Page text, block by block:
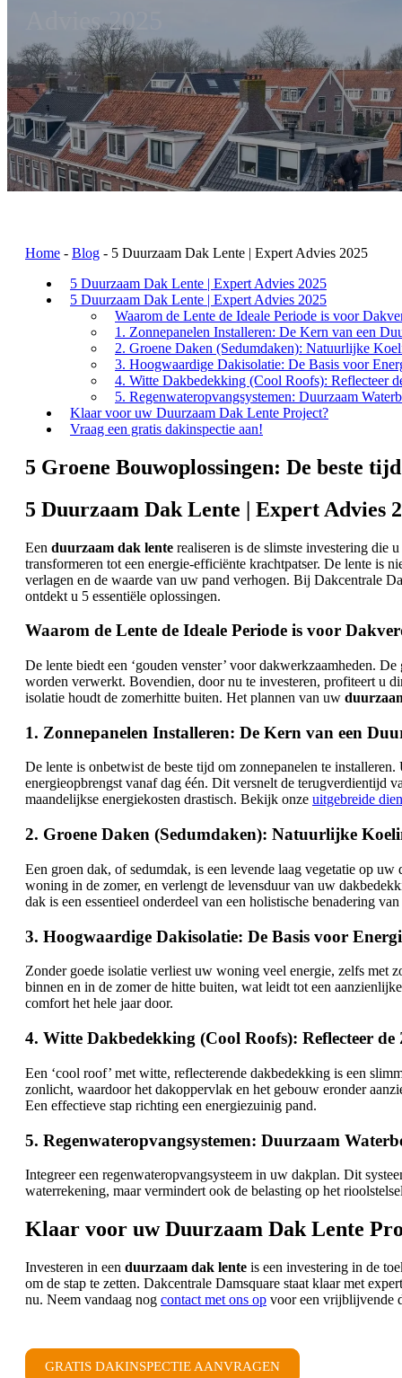
Advies 2025
Home - Blog - 5 Duurzaam Dak Lente | Expert Advies 2025
5 Duurzaam Dak Lente | Expert Advies 2025
5 Duurzaam Dak Lente | Expert Advies 2025
Waarom de Lente de Ideale Periode is voor
1. Zonnepanelen Installeren: De Kern van een
2. Groene Daken (Sedumdaken): Natuurlijke
3. Hoogwaardige Dakisolatie: De Basis voor
4. Witte Dakbedekking (Cool Roofs): Reflecteer
5. Regenwateropvangsystemen: Duurzaam
Klaar voor uw Duurzaam Dak Lente Project?
Vraag een gratis dakinspectie aan!
5 Groene Bouwoplossingen: De beste
5 Duurzaam Dak Lente | Expert Advies
Een duurzaam dak lente realiseren is de slimste investering die
transformeren tot een energie-efficiënte krachtpatser. De lente is
verlagen en de waarde van uw pand verhogen. Bij Dakcentrale
ontdekt u 5 essentiële oplossingen.
Waarom de Lente de Ideale Periode is voor
De lente biedt een ‘gouden venster’ voor dakwerkzaamheden.
worden verwerkt. Bovendien, door nu te investeren, profiteert u
isolatie houdt de zomerhitte buiten. Het plannen van uw
1. Zonnepanelen Installeren: De Kern van een
De lente is onbetwist de beste tijd om zonnepanelen te
energieopbrengst vanaf dag één. Dit versnelt de terugverdientijd
maandelijkse energiekosten drastisch. Bekijk onze uitgebreide
2. Groene Daken (Sedumdaken): Natuurlijke
Een groen dak, of sedumdak, is een levende laag vegetatie op
woning in de zomer, en verlengt de levensduur van uw
dak is een essentieel onderdeel van een holistische benadering
3. Hoogwaardige Dakisolatie: De Basis voor
Zonder goede isolatie verliest uw woning veel energie, zelfs met
binnen en in de zomer de hitte buiten, wat leidt tot een
comfort het hele jaar door.
4. Witte Dakbedekking (Cool Roofs): Reflecteer de
Een ‘cool roof’ met witte, reflecterende dakbedekking is een
zonlicht, waardoor het dakoppervlak en het gebouw eronder
Een effectieve stap richting een energiezuinig pand.
5. Regenwateropvangsystemen: Duurzaam
Integreer een regenwateropvangsysteem in uw dakplan. Dit
waterrekening, maar vermindert ook de belasting op het
Klaar voor uw Duurzaam Dak Lente
Investeren in een duurzaam dak lente is een investering in de
om de stap te zetten. Dakcentrale Damsquare staat klaar met
nu. Neem vandaag nog contact met ons op voor een vrijblijvende
GRATIS DAKINSPECTIE AANVRAGEN